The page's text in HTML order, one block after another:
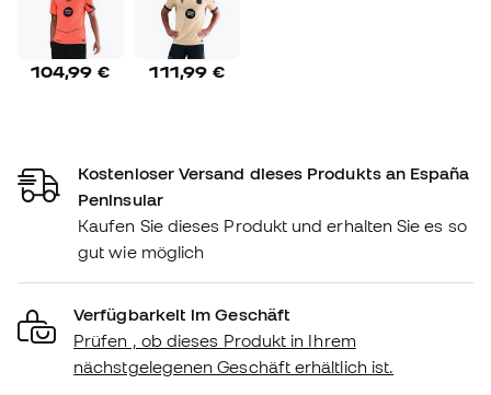
104,99 € 111,99 €
Kostenloser Versand dieses Produkts an España
Peninsular
Kaufen Sie dieses Produkt und erhalten Sie es so
gut wie möglich
Verfügbarkeit im Geschäft
Prüfen , ob dieses Produkt in Ihrem
nächstgelegenen Geschäft erhältlich ist.